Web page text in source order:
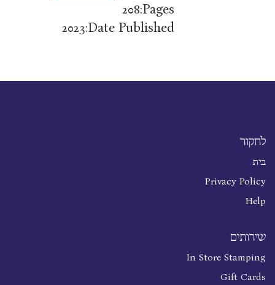
Pages:
208
Date Published:
2023
לחקור
בית
Privacy Policy
Help
שירותים
In Store Stamping
Gift Cards